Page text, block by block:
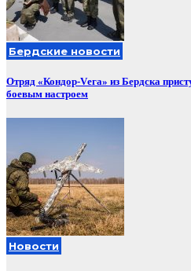
Бердские новости
Отряд «Кондор-Vега» из Бердска
боевым настроем
Новости